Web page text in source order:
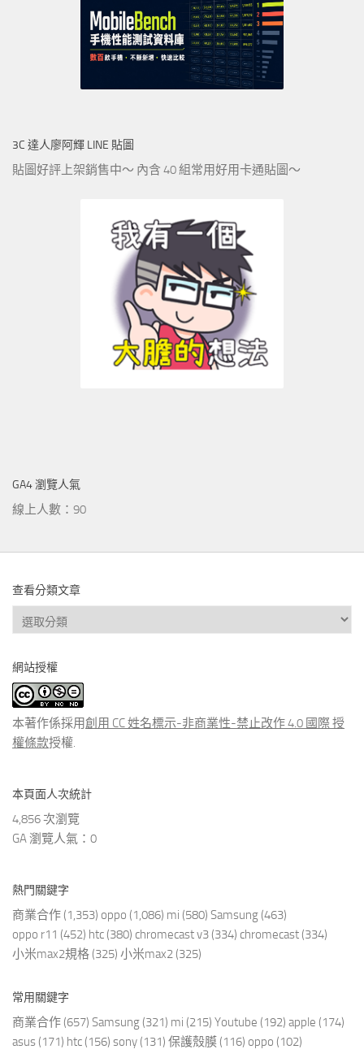
3C 達人廖阿輝 LINE 貼圖
貼圖好評上架銷售中～ 內含 40 組常用好用卡通貼圖～
GA4 瀏覽人氣
線上人數：90
查看分類文章
查
看
類
文
章
網站授權
本著作係採用創用 CC 姓名標示-非商業性-禁止改作 4.0 國際 授
權條款授權.
本頁面人次統計
4,856 次瀏覽
GA 瀏覽人氣：0
熱門關鍵字
商業合作 (1,353) oppo (1,086) mi (580) Samsung (463)
oppo r11 (452) htc (380) chromecast v3 (334) chromecast (334)
小米max2規格 (325) 小米max2 (325)
常用關鍵字
商業合作 (657) Samsung (321) mi (215) Youtube (192) apple (174)
asus (171) htc (156) sony (131) 保護殼膜 (116) oppo (102)